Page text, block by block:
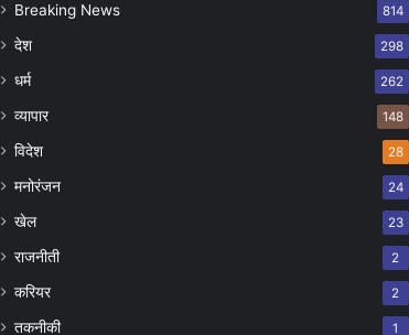
Breaking News 814
देश 298
धर्म 262
व्यापार 148
विदेश 28
मनोरंजन 24
खेल 23
राजनीती 2
करियर 2
तकनीकी 1